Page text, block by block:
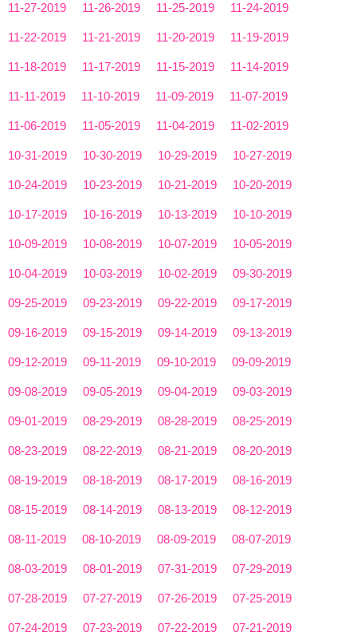
11-27-2019 11-26-2019 11-25-2019 11-24-2019
11-22-2019 11-21-2019 11-20-2019 11-19-2019
11-18-2019 11-17-2019 11-15-2019 11-14-2019
11-11-2019 11-10-2019 11-09-2019 11-07-2019
11-06-2019 11-05-2019 11-04-2019 11-02-2019
10-31-2019 10-30-2019 10-29-2019 10-27-2019
10-24-2019 10-23-2019 10-21-2019 10-20-2019
10-17-2019 10-16-2019 10-13-2019 10-10-2019
10-09-2019 10-08-2019 10-07-2019 10-05-2019
10-04-2019 10-03-2019 10-02-2019 09-30-2019
09-25-2019 09-23-2019 09-22-2019 09-17-2019
09-16-2019 09-15-2019 09-14-2019 09-13-2019
09-12-2019 09-11-2019 09-10-2019 09-09-2019
09-08-2019 09-05-2019 09-04-2019 09-03-2019
09-01-2019 08-29-2019 08-28-2019 08-25-2019
08-23-2019 08-22-2019 08-21-2019 08-20-2019
08-19-2019 08-18-2019 08-17-2019 08-16-2019
08-15-2019 08-14-2019 08-13-2019 08-12-2019
08-11-2019 08-10-2019 08-09-2019 08-07-2019
08-03-2019 08-01-2019 07-31-2019 07-29-2019
07-28-2019 07-27-2019 07-26-2019 07-25-2019
07-24-2019 07-23-2019 07-22-2019 07-21-2019